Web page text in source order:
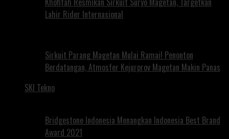
Lahir Rider Internasional
Sirkuit Parang Magetan Mulai Ramai! Penonton
Berdatangan, Atmosfer Kejurprov Magetan Makin Panas
SKI Tekno
Bridgestone Indonesia Menangkan Indonesia Best Brand
Award 2021